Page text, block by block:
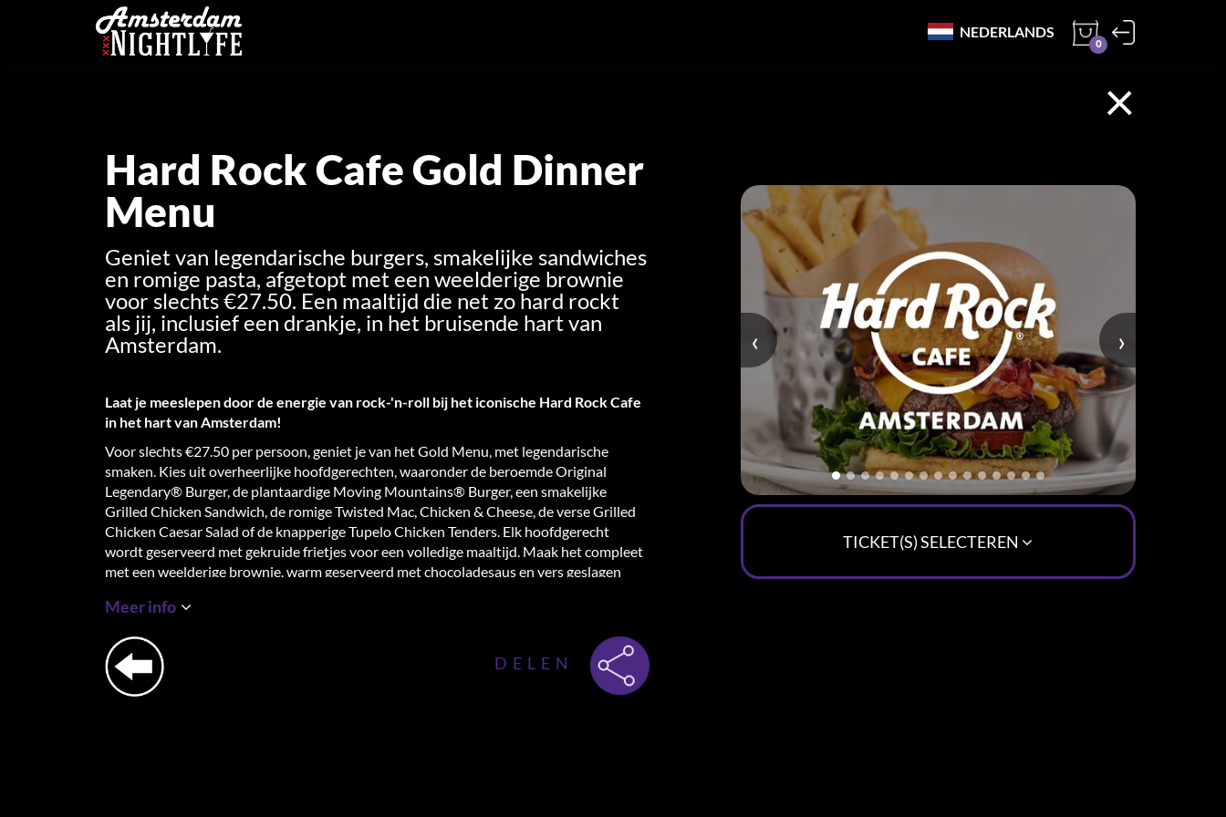
NEDERLANDS
0
×
Hard Rock Cafe Gold Dinner
Menu
Geniet van legendarische burgers, smakelijke sandwiches
en romige pasta, afgetopt met een weelderige brownie
voor slechts €27.50. Een maaltijd die net zo hard rockt
als jij, inclusief een drankje, in het bruisende hart van
Amsterdam.
Laat je meeslepen door de energie van rock-'n-roll bij het iconische Hard Rock Cafe
in het hart van Amsterdam!
Voor slechts €27.50 per persoon, geniet je van het Gold Menu, met legendarische
smaken. Kies uit overheerlijke hoofdgerechten, waaronder de beroemde Original
Legendary® Burger, de plantaardige Moving Mountains® Burger, een smakelijke
Grilled Chicken Sandwich, de romige Twisted Mac, Chicken & Cheese, de verse Grilled
Chicken Caesar Salad of de knapperige Tupelo Chicken Tenders. Elk hoofdgerecht
wordt geserveerd met gekruide frietjes voor een volledige maaltijd. Maak het compleet
met een weelderige brownie, warm geserveerd met chocoladesaus en vers geslagen
alleen een rijkelijk diner, maar ook een onvergetelijke ervaring waar muziek en prachtige
smaken samenkomen om herinneringen te creëren.
Of je nu een local bent of een bezoeker van de stad, begin je Amsterdamse avontuur bij
Meer info
DELEN
‹ ›
TICKET(S) SELECTEREN